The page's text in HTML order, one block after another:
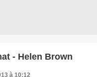
- Helen Brown
à 10:12